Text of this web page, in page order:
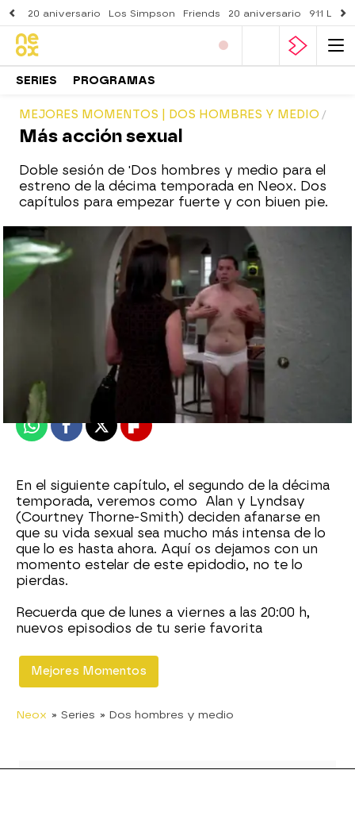
20 aniversario Los Simpson Friends 20 aniversario 911
SERIES PROGRAMAS
MEJORES MOMENTOS | DOS HOMBRES Y MEDIO
Más acción sexual
Doble sesión de 'Dos hombres y medio para el
estreno de la décima temporada en Neox. Dos
capítulos para empezar fuerte y con biuen pie.
Madrid
Publicado: 12 de mayo de 2014, 22:06
WhatsappFacebook
X Flipboard
En el siguiente capítulo, el segundo de la décima
temporada, veremos como Alan y Lyndsay
(Courtney Thorne-Smith) deciden afanarse en
que su vida sexual sea mucho más intensa de lo
que lo es hasta ahora. Aquí os dejamos con un
momento estelar de este epidodio, no te lo
pierdas.
Recuerda que de lunes a viernes a las 20:00 h,
nuevos episodios de tu serie favorita
Mejores Momentos
Neox » Series » Dos hombres y medio